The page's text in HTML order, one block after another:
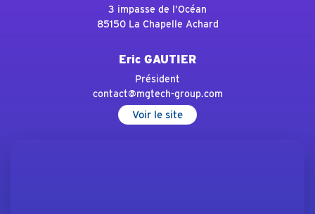
3 impasse de l’Océan
85150 La Chapelle Achard
Eric GAUTIER
Président
contact@mgtech-group.com
Voir le site